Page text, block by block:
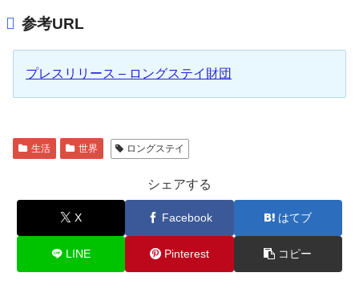
参考URL
プレスリリース – ロングステイ財団
生活 世界 ロングステイ
シェアする
X Facebook はてブ
LINE Pinterest コピー